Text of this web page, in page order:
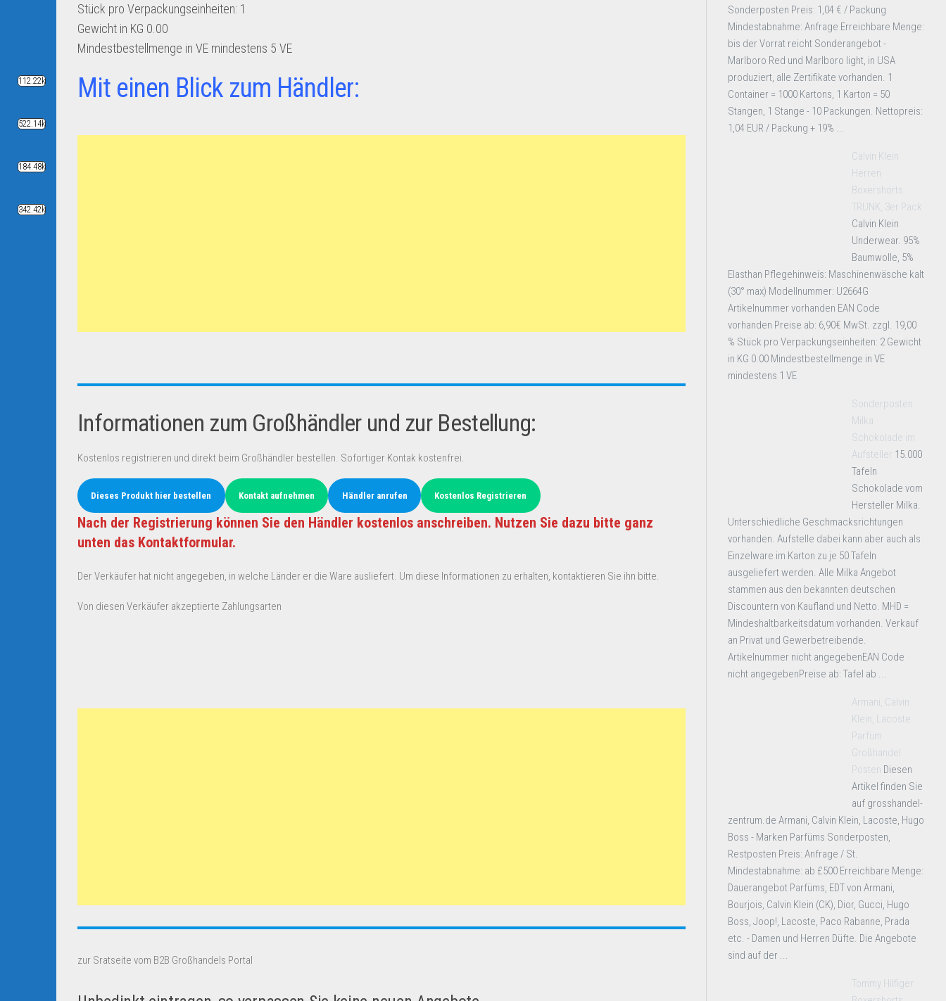
Stück pro Verpackungseinheiten: 1
Gewicht in KG 0.00
Mindestbestellmenge in VE mindestens 5 VE
Mit einen Blick zum Händler:
Informationen zum Großhändler und zur Bestellung:
Kostenlos registrieren und direkt beim Großhändler bestellen. Sofortiger Kontak kostenfrei.
Dieses Produkt hier bestellen Kontakt aufnehmen Händler anrufen Kostenlos Registrieren
Nach der Registrierung können Sie den Händler kostenlos anschreiben. Nutzen Sie dazu bitte ganz
unten das Kontaktformular.
Der Verkäufer hat nicht angegeben, in welche Länder er die Ware ausliefert. Um diese Informationen zu erhalten, kontaktieren Sie ihn bitte.
Von diesen Verkäufer akzeptierte Zahlungsarten
zur Sratseite vom B2B Großhandels Portal
Sonderposten Preis: 1,04 € / Packung
Mindestabnahme: Anfrage Erreichbare Menge:
bis der Vorrat reicht Sonderangebot -
Marlboro Red und Marlboro light, in USA
produziert, alle Zertifikate vorhanden. 1
Container = 1000 Kartons, 1 Karton = 50
Stangen, 1 Stange - 10 Packungen. Nettopreis:
1,04 EUR / Packung + 19% ...
Calvin Klein
Herren
Boxershorts
TRUNK, 3er Pack
Calvin Klein
Underwear. 95%
Baumwolle, 5%
Elasthan Pflegehinweis: Maschinenwäsche kalt
(30° max) Modellnummer: U2664G
Artikelnummer vorhanden EAN Code
vorhanden Preise ab: 6,90€ MwSt. zzgl. 19,00
% Stück pro Verpackungseinheiten: 2 Gewicht
in KG 0.00 Mindestbestellmenge in VE
mindestens 1 VE
Sonderposten
Milka
Schokolade im
Aufsteller 15.000
Tafeln
Schokolade vom
Hersteller Milka.
Unterschiedliche Geschmacksrichtungen
vorhanden. Aufstelle dabei kann aber auch als
Einzelware im Karton zu je 50 Tafeln
ausgeliefert werden. Alle Milka Angebot
stammen aus den bekannten deutschen
Discountern von Kaufland und Netto. MHD =
Mindeshaltbarkeitsdatum vorhanden. Verkauf
an Privat und Gewerbetreibende.
Artikelnummer nicht angegebenEAN Code
nicht angegebenPreise ab: Tafel ab ...
Armani, Calvin
Klein, Lacoste
Parfüm
Großhandel
Posten Diesen
Artikel finden Sie
auf grosshandel-
zentrum.de Armani, Calvin Klein, Lacoste, Hugo
Boss - Marken Parfüms Sonderposten,
Restposten Preis: Anfrage / St.
Mindestabnahme: ab £500 Erreichbare Menge:
Dauerangebot Parfüms, EDT von Armani,
Bourjois, Calvin Klein (CK), Dior, Gucci, Hugo
Boss, Joop!, Lacoste, Paco Rabanne, Prada
etc. - Damen und Herren Düfte. Die Angebote
sind auf der ...
Tommy Hilfiger
112.22k
522.14k
184.48k
342.42k